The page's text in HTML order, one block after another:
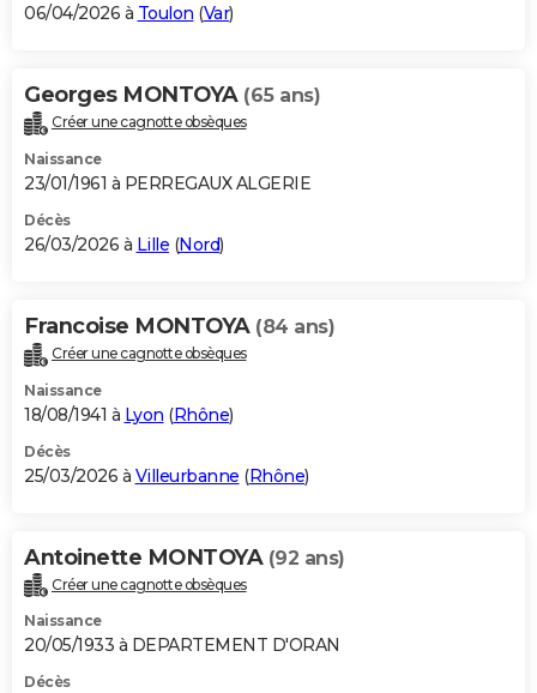
S'inscrire
Se connecter
Lycées
Collèges
Primaires
Universités
Entreprises
Service militaire
Avis de recherche
AVIS DE DÉCÈS
Bricolage
Lifestyle
Culture
Sport
Auto
Television
Voyage
Cinema
06/04/2026 à Toulon (Var)
Georges MONTOYA (65 ans)
Créer une cagnotte obsèques
Naissance
23/01/1961 à PERREGAUX ALGERIE
Décès
26/03/2026 à Lille (Nord)
Francoise MONTOYA (84 ans)
Créer une cagnotte obsèques
Naissance
18/08/1941 à Lyon (Rhône)
Décès
25/03/2026 à Villeurbanne (Rhône)
Antoinette MONTOYA (92 ans)
Créer une cagnotte obsèques
Naissance
20/05/1933 à DEPARTEMENT D'ORAN
Décès